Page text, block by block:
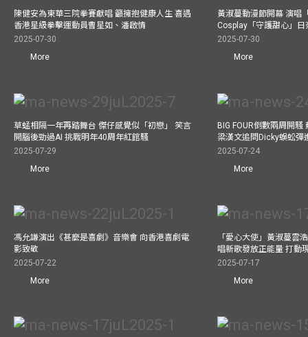
陳健安為東華三院拳賽獻唱 籲擁抱健康人生 喜遇
香港星級拳擊運動員曹星如、潘啟情
2025-07-30
More
黃淑蔓動漫節開幕 演唱
Cosplay「守護甜心」
2025-07-30
More
草蜢相隔一年再踏舞台 傑仔感覺似「初戀」 笑言
開腦後勁過AI 挑戰明年40周年紅館騷
2025-07-29
More
BIG FOUR倒數兩周開
梁漢文追問Dicky蜈蚣彈
2025-07-24
More
馮允謙演出《甚麼是喜劇》音樂會 向香港喜劇電
影致敬
2025-07-22
More
「愛心大使」黃淑蔓雲
唱新歌發放正能量 打動
2025-07-17
More